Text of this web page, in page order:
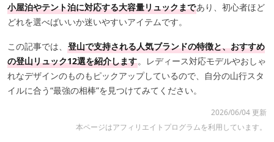
小屋泊やテント泊に対応する大容量リュックまであり、初心者ほど
どれを選べばいいか迷いやすいアイテムです。
この記事では、 登山で支持される人気ブランドの特徴と、おすすめ
の登山リュック12選を紹介します。レディース対応モデルやおしゃ
れなデザインのものもピックアップしているので、自分の山行スタ
イルに合う“最強の相棒”を見つけてみてください。
2026/06/04 更新
本ページはアフィリエイトプログラムを利用しています。